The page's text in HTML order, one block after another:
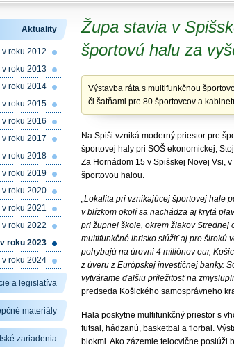
Župa stavia v
športovú halu za
Výstavba ráta s multifunkčnou
či šatňami pre 80 športovcov a
Na Spiši vzniká moderný priestor pre
športovej haly pri SOŠ ekonomickej,
Za Hornádom 15 v Spišskej Novej Vsi,
športovou halou.
„Lokalita pri vznikajúcej športovej hale
v blízkom okolí sa nachádza aj krytá
pri župnej škole, okrem žiakov
multifunkčné ihrisko slúžiť aj pre širokú
pohybujú na úrovni 4 miliónov eur,
z úveru z Európskej investičnej banky.
vytvárame ďalšiu príležitosť na
predseda Košického samosprávneho
Hala poskytne multifunkčný priestor s
futsal, hádzanú, basketbal a florbal.
blokmi. Ako zázemie telocvične poslúži
Aktuality
roku 2012
v roku 2013
v roku 2014
v roku 2015
roku 2016
roku 2017
v roku 2018
v roku 2019
v roku 2020
roku 2021
roku 2022
roku 2023
v roku 2024
a legislatíva
materiály
zariadenia